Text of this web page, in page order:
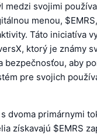
medzi svojimi
menou,
Táto iniciatíva
ktorý je známy
bezpečnosťou, aby
pre svojich
dvoma primárnymi
získavajú $EMRS